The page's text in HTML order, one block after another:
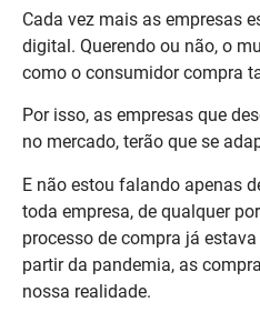
Cada vez mais as empresas
digital. Querendo ou não, o
como o consumidor compra
Por isso, as empresas que
no mercado, terão que se
E não estou falando apenas
toda empresa, de qualquer
processo de compra já
partir da pandemia, as
nossa realidade.